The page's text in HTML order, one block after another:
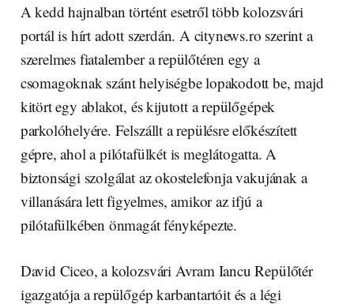
A kedd hajnalban történt esetről több kolozsvári
portál is hírt adott szerdán. A citynews.ro szerint a
szerelmes fiatalember a repülőtéren egy a
csomagoknak szánt helyiségbe lopakodott be, majd
kitört egy ablakot, és kijutott a repülőgépek
parkolóhelyére. Felszállt a repülésre előkészített
gépre, ahol a pilótafülkét is meglátogatta. A
biztonsági szolgálat az okostelefonja vakujának a
villanására lett figyelmes, amikor az ifjú a
pilótafülkében önmagát fényképezte.
David Ciceo, a kolozsvári Avram Iancu Repülőtér
igazgatója a repülőgép karbantartóit és a légi